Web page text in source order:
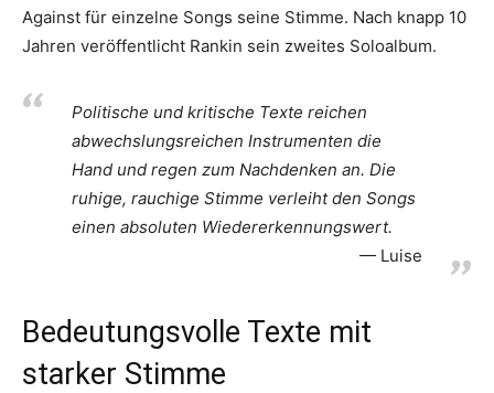
Against für einzelne Songs seine Stimme. Nach knapp 10
Jahren veröffentlicht Rankin sein zweites Soloalbum.
Politische und kritische Texte reichen
abwechslungsreichen Instrumenten die
Hand und regen zum Nachdenken an. Die
ruhige, rauchige Stimme verleiht den Songs
einen absoluten Wiedererkennungswert.
Luise
Bedeutungsvolle Texte mit
starker Stimme